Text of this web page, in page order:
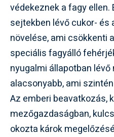
védekeznek a fagy ellen.
sejtekben lévő cukor-
növelése, ami csökkenti
speciális fagyálló
nyugalmi állapotban
alacsonyabb, ami
Az emberi beavatkozás,
mezőgazdaságban,
okozta károk